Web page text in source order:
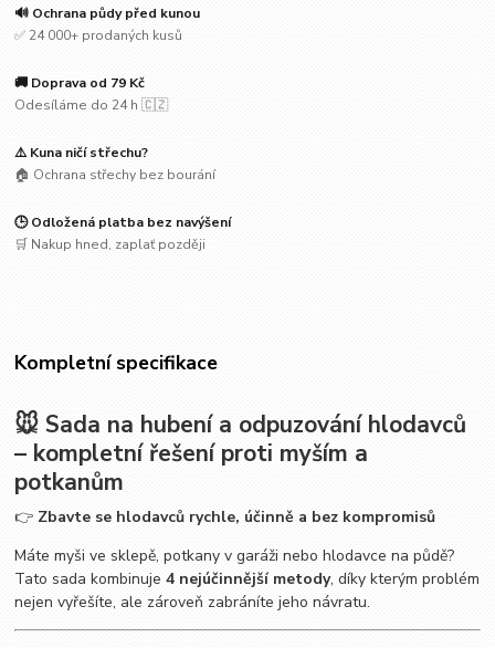
🔊 Ochrana půdy před kunou
✅ 24 000+ prodaných kusů
🚚 Doprava od 79 Kč
Odesíláme do 24 h 🇨🇿
⚠️ Kuna ničí střechu?
🏠 Ochrana střechy bez bourání
🕒 Odložená platba bez navýšení
🛒 Nakup hned, zaplať později
Kompletní specifikace
🐭 Sada na hubení a odpuzování hlodavců
– kompletní řešení proti myším a
potkanům
👉 Zbavte se hlodavců rychle, účinně a bez kompromisů
Máte myši ve sklepě, potkany v garáži nebo hlodavce na půdě?
Tato sada kombinuje4 nejúčinnější metody, díky kterým problém
nejen vyřešíte, ale zároveň zabráníte jeho návratu.